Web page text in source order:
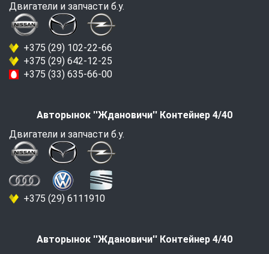
Двигатели и запчасти б.у.
+375 (29) 102-22-66
+375 (29) 642-12-25
+375 (33) 635-66-00
Авторынок ''Ждановичи'' Контейнер 4/40
Двигатели и запчасти б.у.
+375 (29) 6111910
Авторынок ''Ждановичи'' Контейнер 4/40